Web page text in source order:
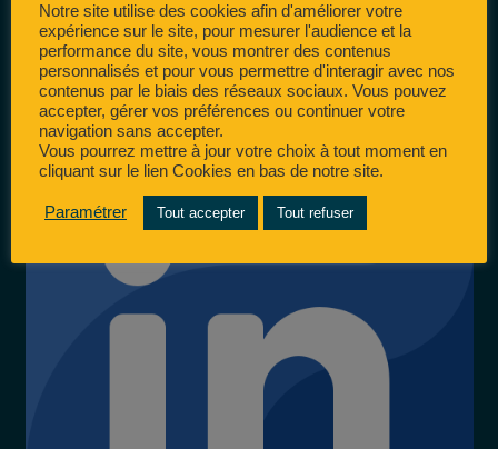
Notre site utilise des cookies afin d'améliorer votre
expérience sur le site, pour mesurer l'audience et la
performance du site, vous montrer des contenus
personnalisés et pour vous permettre d'interagir avec nos
contenus par le biais des réseaux sociaux. Vous pouvez
accepter, gérer vos préférences ou continuer votre
navigation sans accepter.
Vous pourrez mettre à jour votre choix à tout moment en
cliquant sur le lien Cookies en bas de notre site.
Paramétrer Tout accepter Tout refuser